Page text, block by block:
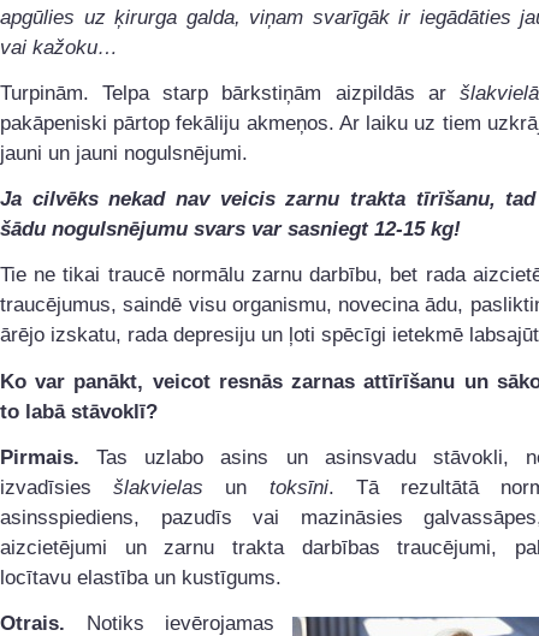
apgūlies uz ķirurga galda, viņam svarīgāk ir iegādāties
vai kažoku…
Turpinām. Telpa starp bārkstiņām aizpildās ar
pakāpeniski pārtop fekāliju akmeņos. Ar laiku uz tiem
jauni un jauni nogulsnējumi.
Ja cilvēks nekad nav veicis zarnu trakta tīrīšanu,
šādu nogulsnējumu svars var sasniegt 12-15 kg!
Tie ne tikai traucē normālu zarnu darbību, bet rada
traucējumus, saindē visu organismu, novecina ādu,
ārējo izskatu, rada depresiju un ļoti spēcīgi ietekmē
Ko var panākt, veicot resnās zarnas attīrīšanu un
to labā stāvoklī?
Pirmais. Tas uzlabo asins un asinsvadu stāvokli,
izvadīsiesšlakvielas un toksīni. Tā rezultātā
asinsspiediens, pazudīs vai mazināsies
aizcietējumi un zarnu trakta darbības traucējumi,
locītavu elastība un kustīgums.
Otrais. Notiks ievērojamas